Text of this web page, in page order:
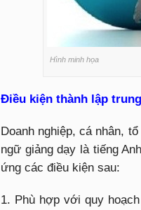
Hình minh họa
Điều kiện thành lập
Doanh nghiệp, cá nhân,
ngữ giảng dạy là tiếng
ứng các điều kiện sau:
1. Phù hợp với quy